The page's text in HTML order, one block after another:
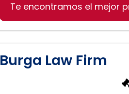
Te encontramos el mejor
Burga Law Firm